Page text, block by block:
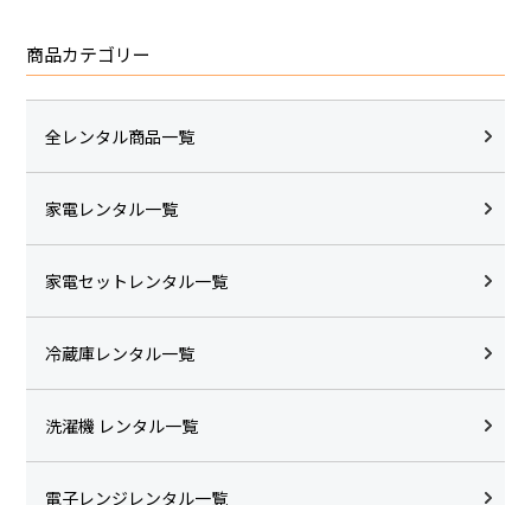
商品カテゴリー
全レンタル商品一覧
家電レンタル一覧
家電セットレンタル一覧
冷蔵庫レンタル一覧
洗濯機 レンタル一覧
電子レンジレンタル一覧